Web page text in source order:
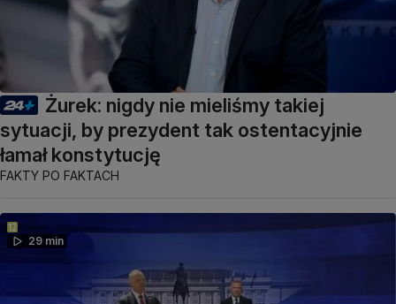
Żurek: nigdy nie mieliśmy takiej
sytuacji, by prezydent tak ostentacyjnie
łamał konstytucję
FAKTY PO FAKTACH
29 min